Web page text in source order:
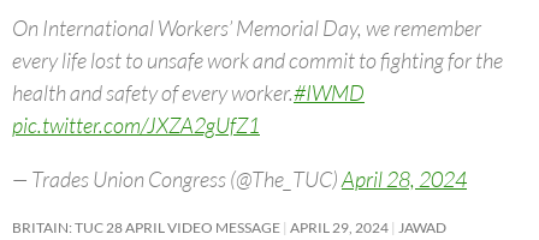
On International Workers’ Memorial Day, we remember
every life lost to unsafe work and commit to fighting for the
health and safety of every worker.#IWMD
pic.twitter.com/JXZA2gUfZ1
— Trades Union Congress (@The_TUC)April 28, 2024
BRITAIN: TUC 28 APRIL VIDEO MESSAGE APRIL 29, 2024 JAWAD